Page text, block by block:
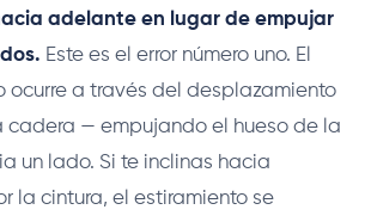
adelante en lugar de empujar
Este es el error número uno. El
ocurre a través del desplazamiento
cadera — empujando el hueso de la
un lado. Si te inclinas hacia
la cintura, el estiramiento se